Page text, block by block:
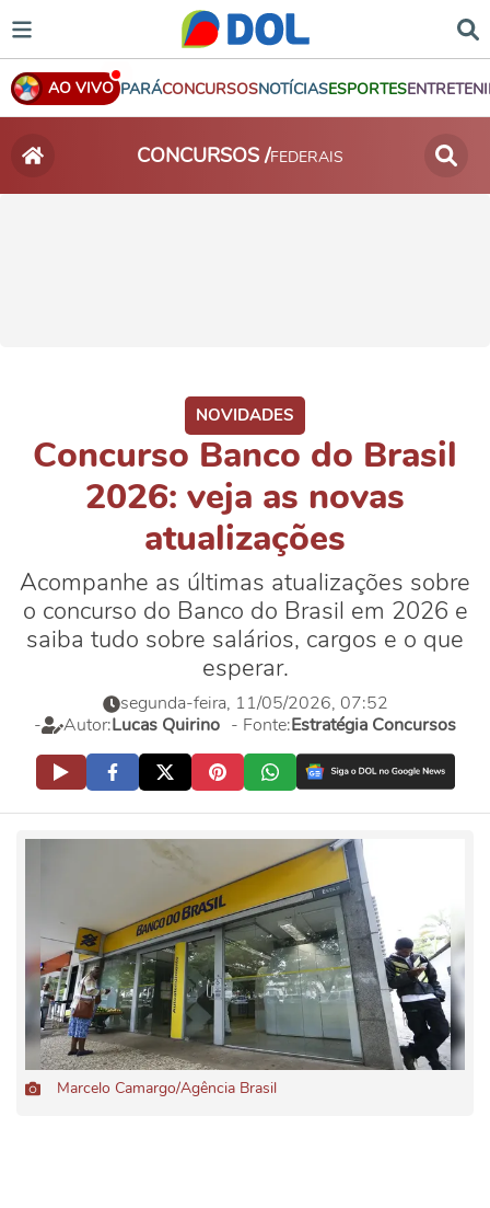
AO VIVO PARÁCONCURSOSNOTÍCIASESPORTES
CONCURSOS /FEDERAIS
NOVIDADES
Concurso Banco do Brasil
2026: veja as novas
atualizações
Acompanhe as últimas atualizações sobre
o concurso do Banco do Brasil em 2026 e
saiba tudo sobre salários, cargos e o que
esperar.
segunda-feira, 11/05/2026, 07:52
-
Autor:Lucas Quirino - Fonte:Estratégia Concursos
Marcelo Camargo/Agência Brasil